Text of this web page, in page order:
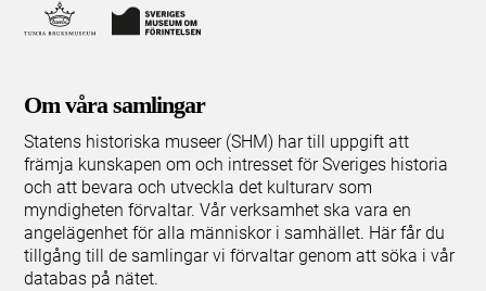
Om våra samlingar
Statens historiska museer (SHM) har till uppgift att
främja kunskapen om och intresset för Sveriges historia
och att bevara och utveckla det kulturarv som
myndigheten förvaltar. Vår verksamhet ska vara en
angelägenhet för alla människor i samhället. Här får du
tillgång till de samlingar vi förvaltar genom att söka i vår
databas på nätet.